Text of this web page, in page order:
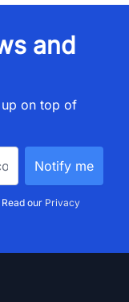
and
on top of
our Privacy